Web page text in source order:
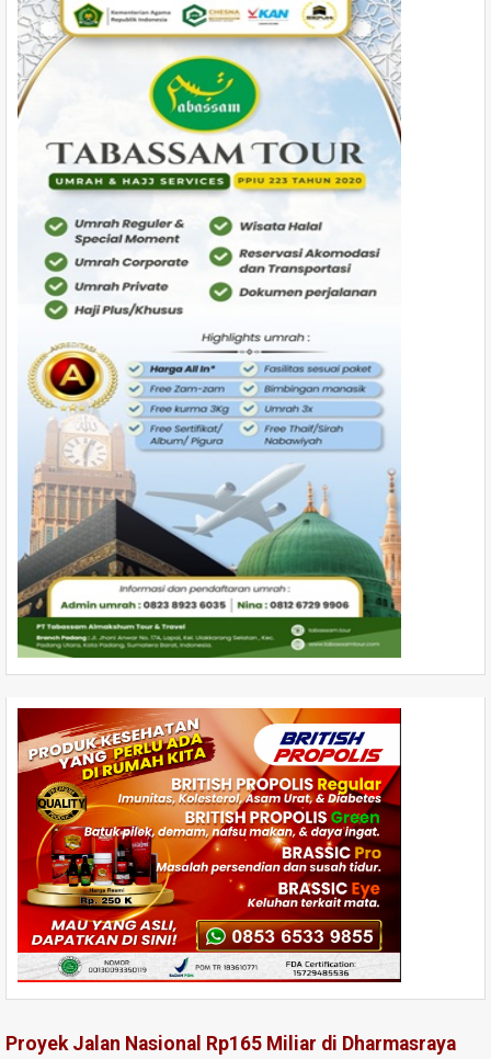
Proyek Jalan Nasional Rp165 Miliar di Dharmasraya